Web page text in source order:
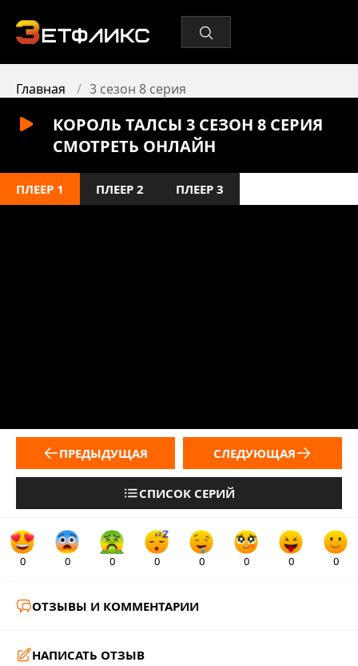
Главная 3 сезон 8 серия
КОРОЛЬ ТАЛСЫ 3 СЕЗОН 8 СЕРИЯ
СМОТРЕТЬ ОНЛАЙН
ПЛЕЕР 1 ПЛЕЕР 2 ПЛЕЕР 3
ПРЕДЫДУЩАЯ
СПИСОК СЕРИЙ
СЛЕДУЮЩАЯ
0 0 0 0 0 0 0 0
ОТЗЫВЫ И КОММЕНТАРИИ
НАПИСАТЬ ОТЗЫВ